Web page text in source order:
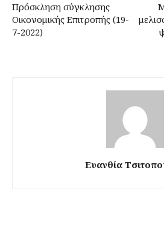
Πρόσκληση σύγκλησης
Οικονομικής Επιτροπής (19-
7-2022)
Ευανθία